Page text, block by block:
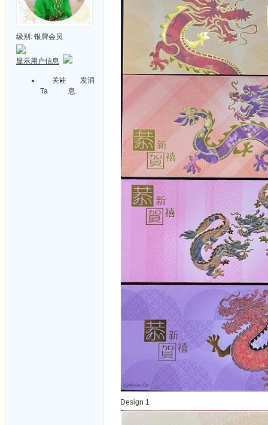
级别: 银牌会员
显示用户信息
关注
Ta
发消
息
Design 1